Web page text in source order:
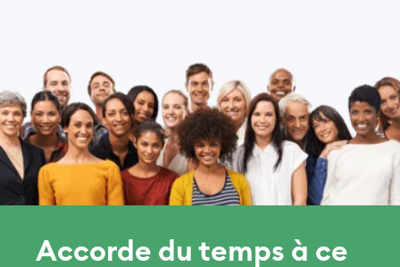
Accorde du temps à ce